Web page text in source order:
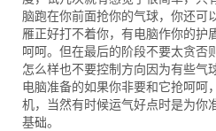
脑跑在你前面抢你的气球，你还可
雁正好打不着你，有电脑作你的护
呵呵。但在最后的阶段不要太贪否
怎么样也不要控制方向因为有些气
电脑准备的如果你非要和它抢呵呵
机，当然有时候运气好点时是为你
基础。